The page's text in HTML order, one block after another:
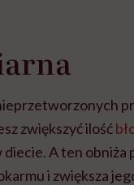
zwiększyć ilość
A ten obniża
i zwiększa